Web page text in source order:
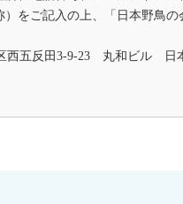
をご記入の上、「日本野鳥
区西五反田3-9-23 丸和ビル 日